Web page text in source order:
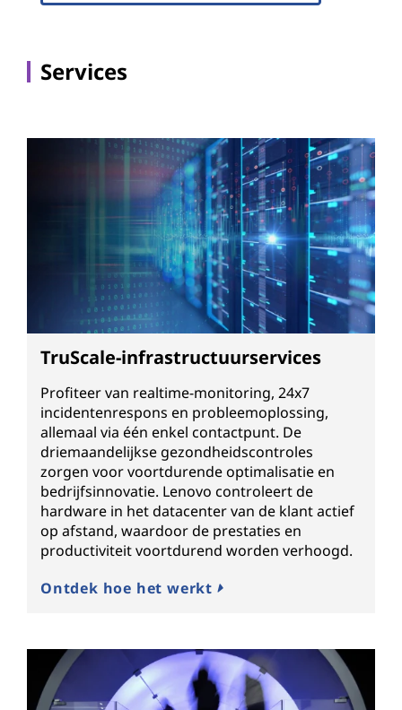
Services
TruScale-infrastructuurservices
Profiteer van realtime-monitoring, 24x7
incidentenrespons en probleemoplossing,
allemaal via één enkel contactpunt. De
driemaandelijkse gezondheidscontroles
zorgen voor voortdurende optimalisatie en
bedrijfsinnovatie. Lenovo controleert de
hardware in het datacenter van de klant actief
op afstand, waardoor de prestaties en
productiviteit voortdurend worden verhoogd.
Ontdek hoe het werkt